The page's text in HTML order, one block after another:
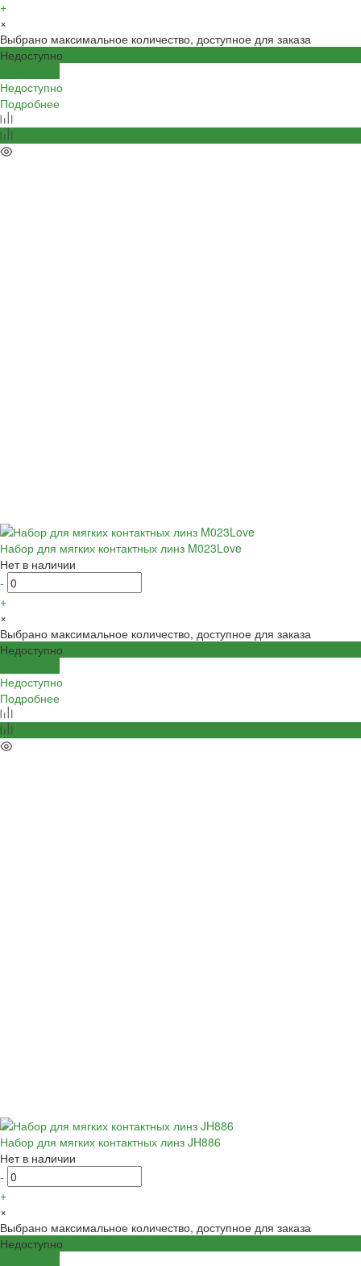
+
×
Выбрано максимальное количество, доступное для заказа
Недоступно
Недоступно
Подробнее
Набор для мягких контактных линз M023Love
Нет в наличии
-
+
×
Выбрано максимальное количество, доступное для заказа
Недоступно
Недоступно
Подробнее
Набор для мягких контактных линз JH886
Нет в наличии
-
+
×
Выбрано максимальное количество, доступное для заказа
Недоступно